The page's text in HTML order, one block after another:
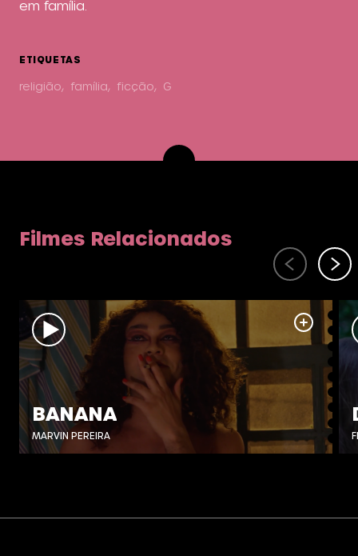
em família.
ETIQUETAS
religião, família, ficção, G
Filmes Relacionados
BANANA
MARVIN PEREIRA